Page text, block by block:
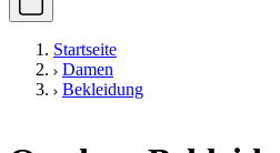
Startseite
Damen
Bekleidung